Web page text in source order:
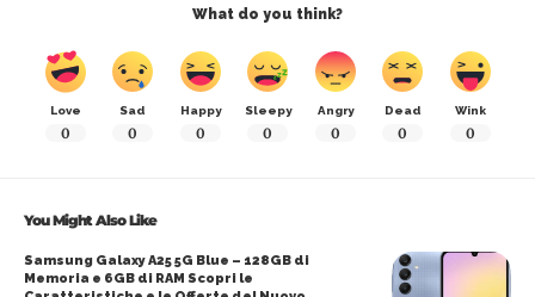
What do you think?
Love
0
Sad
0
Happy
0
Sleepy
0
Angry
0
Dead
0
Wink
0
You Might Also Like
Samsung Galaxy A25 5G Blue – 128GB di
Memoria e 6GB di RAM Scopri le